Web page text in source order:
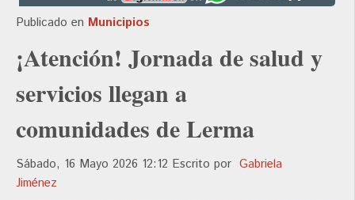
Publicado en Municipios
¡Atención! Jornada de salud y
servicios llegan a
comunidades de Lerma
Sábado, 16 Mayo 2026 12:12 Escrito por Gabriela
Jiménez